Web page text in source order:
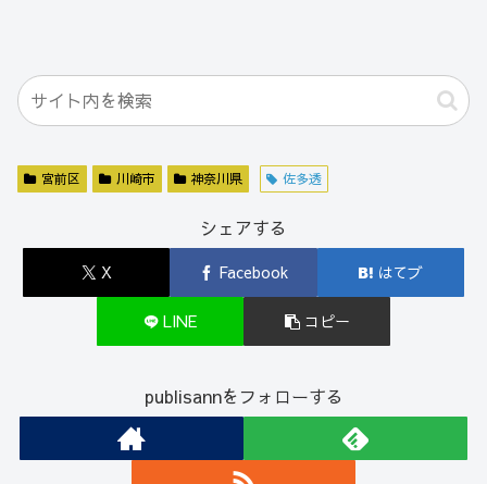
宮前区 川崎市 神奈川県 佐多透
シェアする
X Facebook はてブ
LINE コピー
publisannをフォローする